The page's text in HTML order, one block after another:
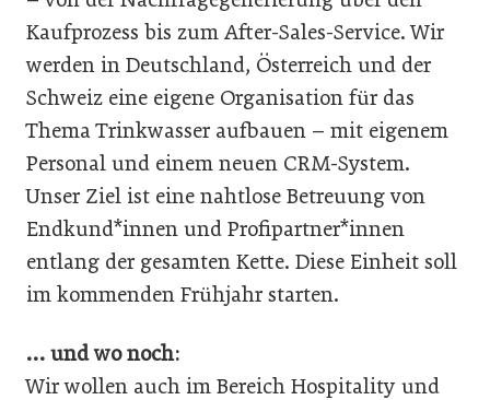
Kaufprozess bis zum After-Sales-Service. Wir
werden in Deutschland, Österreich und der
Schweiz eine eigene Organisation für das
Thema Trinkwasser aufbauen – mit eigenem
Personal und einem neuen CRM-System.
Unser Ziel ist eine nahtlose Betreuung von
Endkund*innen und Profipartner*innen
entlang der gesamten Kette. Diese Einheit soll
im kommenden Frühjahr starten.
… und wo noch:
Wir wollen auch im Bereich Hospitality und